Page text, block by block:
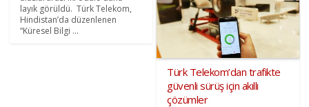
layık görüldü. Türk Telekom,
Hindistan’da düzenlenen
“Küresel Bilgi ...
Türk Telekom’dan trafikte
güvenli sürüş için akıllı
çözümler